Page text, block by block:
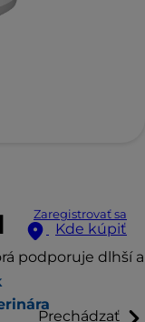
Zaregistrovať sa
Kde kúpiť
Prechádzať
podporuje dlhší a